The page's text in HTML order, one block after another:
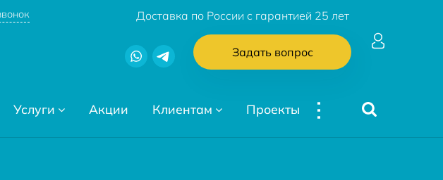
Доставка по России с гарантией 25 лет
Задать вопрос
Услуги Акции Клиентам Проекты ...